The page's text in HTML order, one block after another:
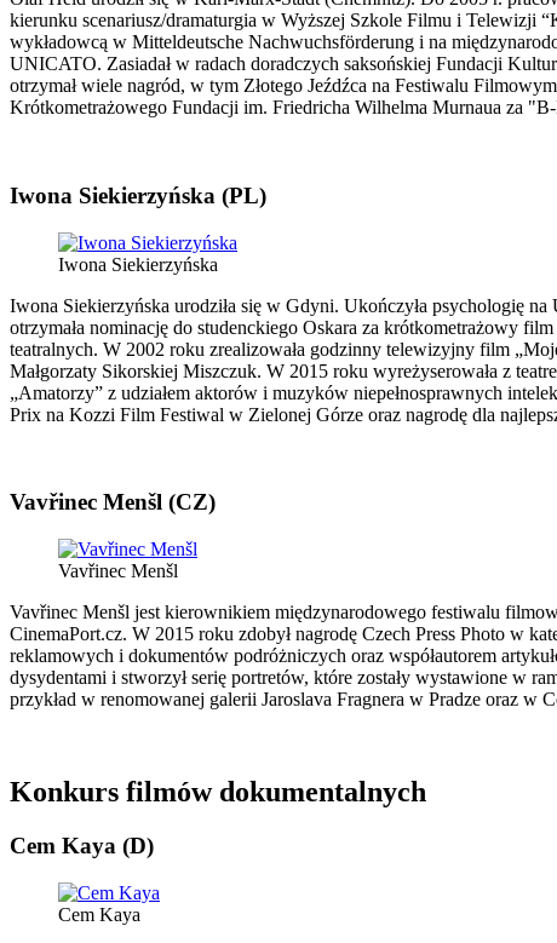
kierunku scenariusz/dramaturgia w Wyższej Szkole Filmu i Telewizji
wykładowcą w Mitteldeutsche Nachwuchsförderung i na
UNICATO. Zasiadał w radach doradczych saksońskiej Fundacji
otrzymał wiele nagród, w tym Złotego Jeźdźca na Festiwalu
Krótkometrażowego Fundacji im. Friedricha Wilhelma Murnaua za
Iwona Siekierzyńska (PL)
Iwona Siekierzyńska
Iwona Siekierzyńska urodziła się w Gdyni. Ukończyła psychologię
otrzymała nominację do studenckiego Oskara za krótkometrażowy
teatralnych. W 2002 roku zrealizowała godzinny telewizyjny film
Małgorzaty Sikorskiej Miszczuk. W 2015 roku wyreżyserowała z
„Amatorzy” z udziałem aktorów i muzyków niepełnosprawnych
Prix na Kozzi Film Festiwal w Zielonej Górze oraz nagrodę dla
Vavřinec Menšl (CZ)
Vavřinec Menšl
Vavřinec Menšl jest kierownikiem międzynarodowego festiwalu
CinemaPort.cz. W 2015 roku zdobył nagrodę Czech Press Photo w
reklamowych i dokumentów podróżniczych oraz współautorem
dysydentami i stworzył serię portretów, które zostały wystawione w
przykład w renomowanej galerii Jaroslava Fragnera w Pradze oraz w
Konkurs filmów dokumentalnych
Cem Kaya (D)
Cem Kaya